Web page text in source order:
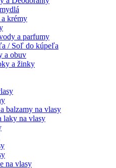
krémy
a parfumy
/ Soľ do kúpeľa
a obuv
a žinky
balzamy na vlasy
laky na vlasy
na vlasy